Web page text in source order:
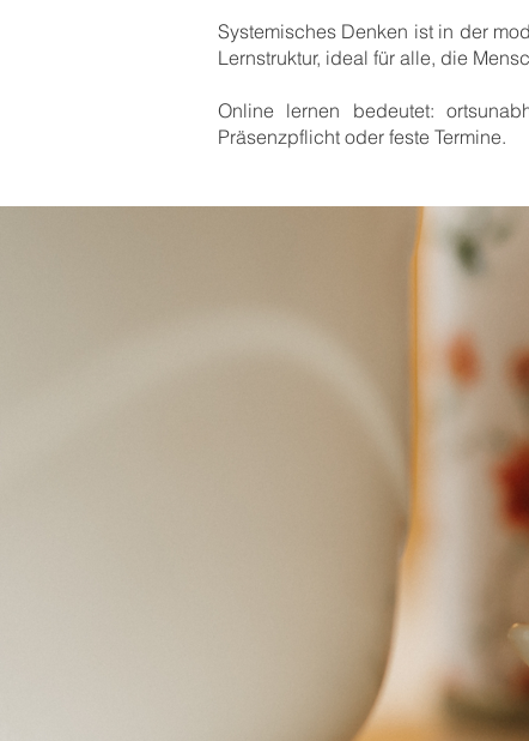
Systemisches Denken ist in der
Lernstruktur, ideal für alle, die
Online lernen bedeutet:
Präsenzpflicht oder feste Termine.